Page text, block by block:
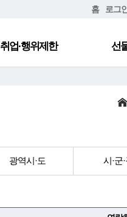
홈 로그인
취업·행위제한 선
광역시·도 시·군